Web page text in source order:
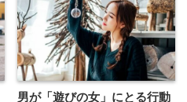
男が「遊びの女」にとる行動